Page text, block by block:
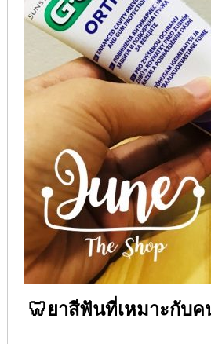
🦷ยาสีฟันที่เหมาะกับ